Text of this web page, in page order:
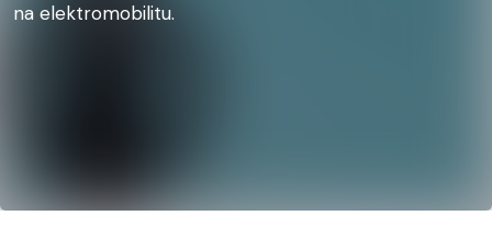
na elektromobilitu.